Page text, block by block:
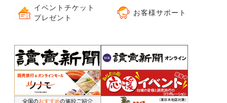
イベントチケット
プレゼント
お客様サポート